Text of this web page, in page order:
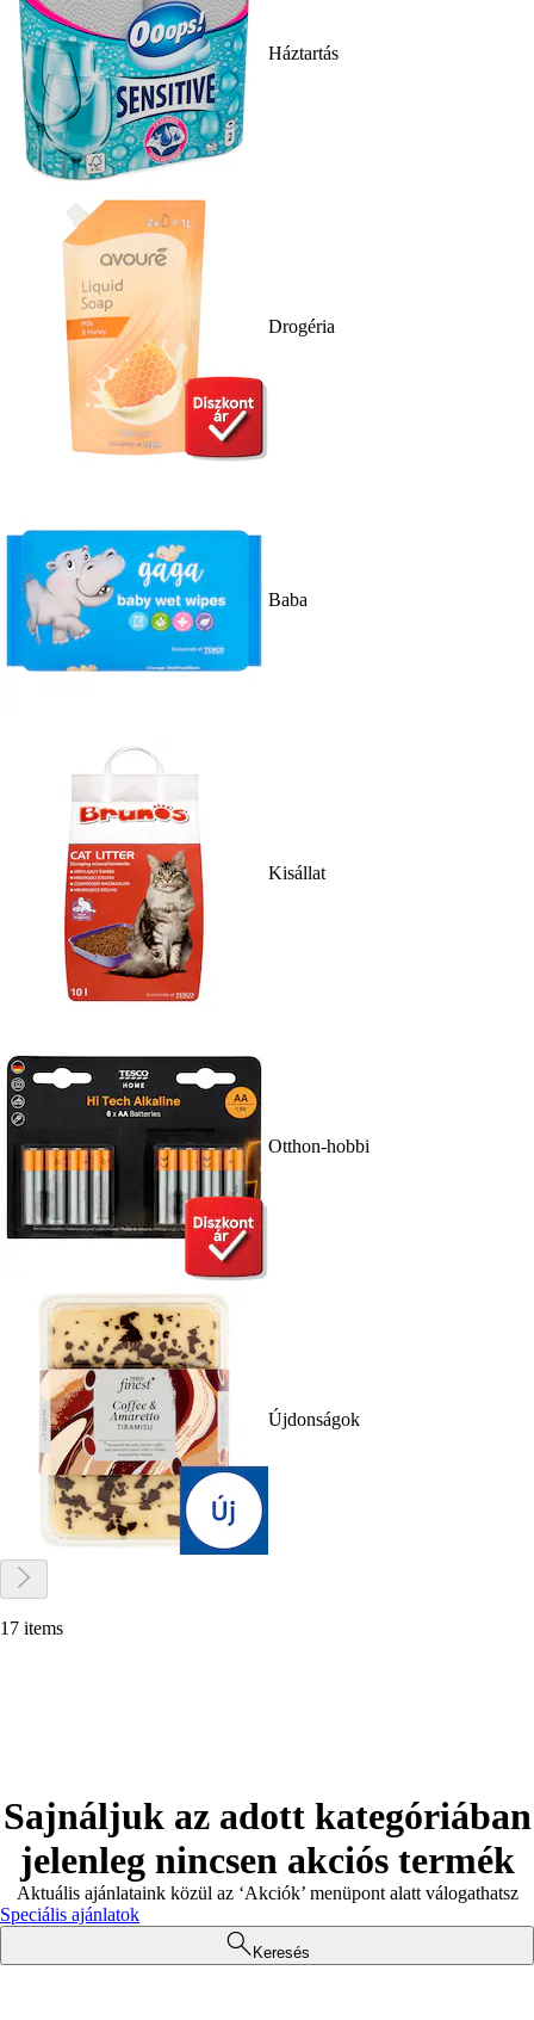
Háztartás
Drogéria
Baba
Kisállat
Otthon-hobbi
Újdonságok
17 items
Sajnáljuk az adott kategóriában
jelenleg nincsen akciós termék
Aktuális ajánlataink közül az ‘Akciók’ menüpont alatt válogathatsz
Speciális ajánlatok
Keresés